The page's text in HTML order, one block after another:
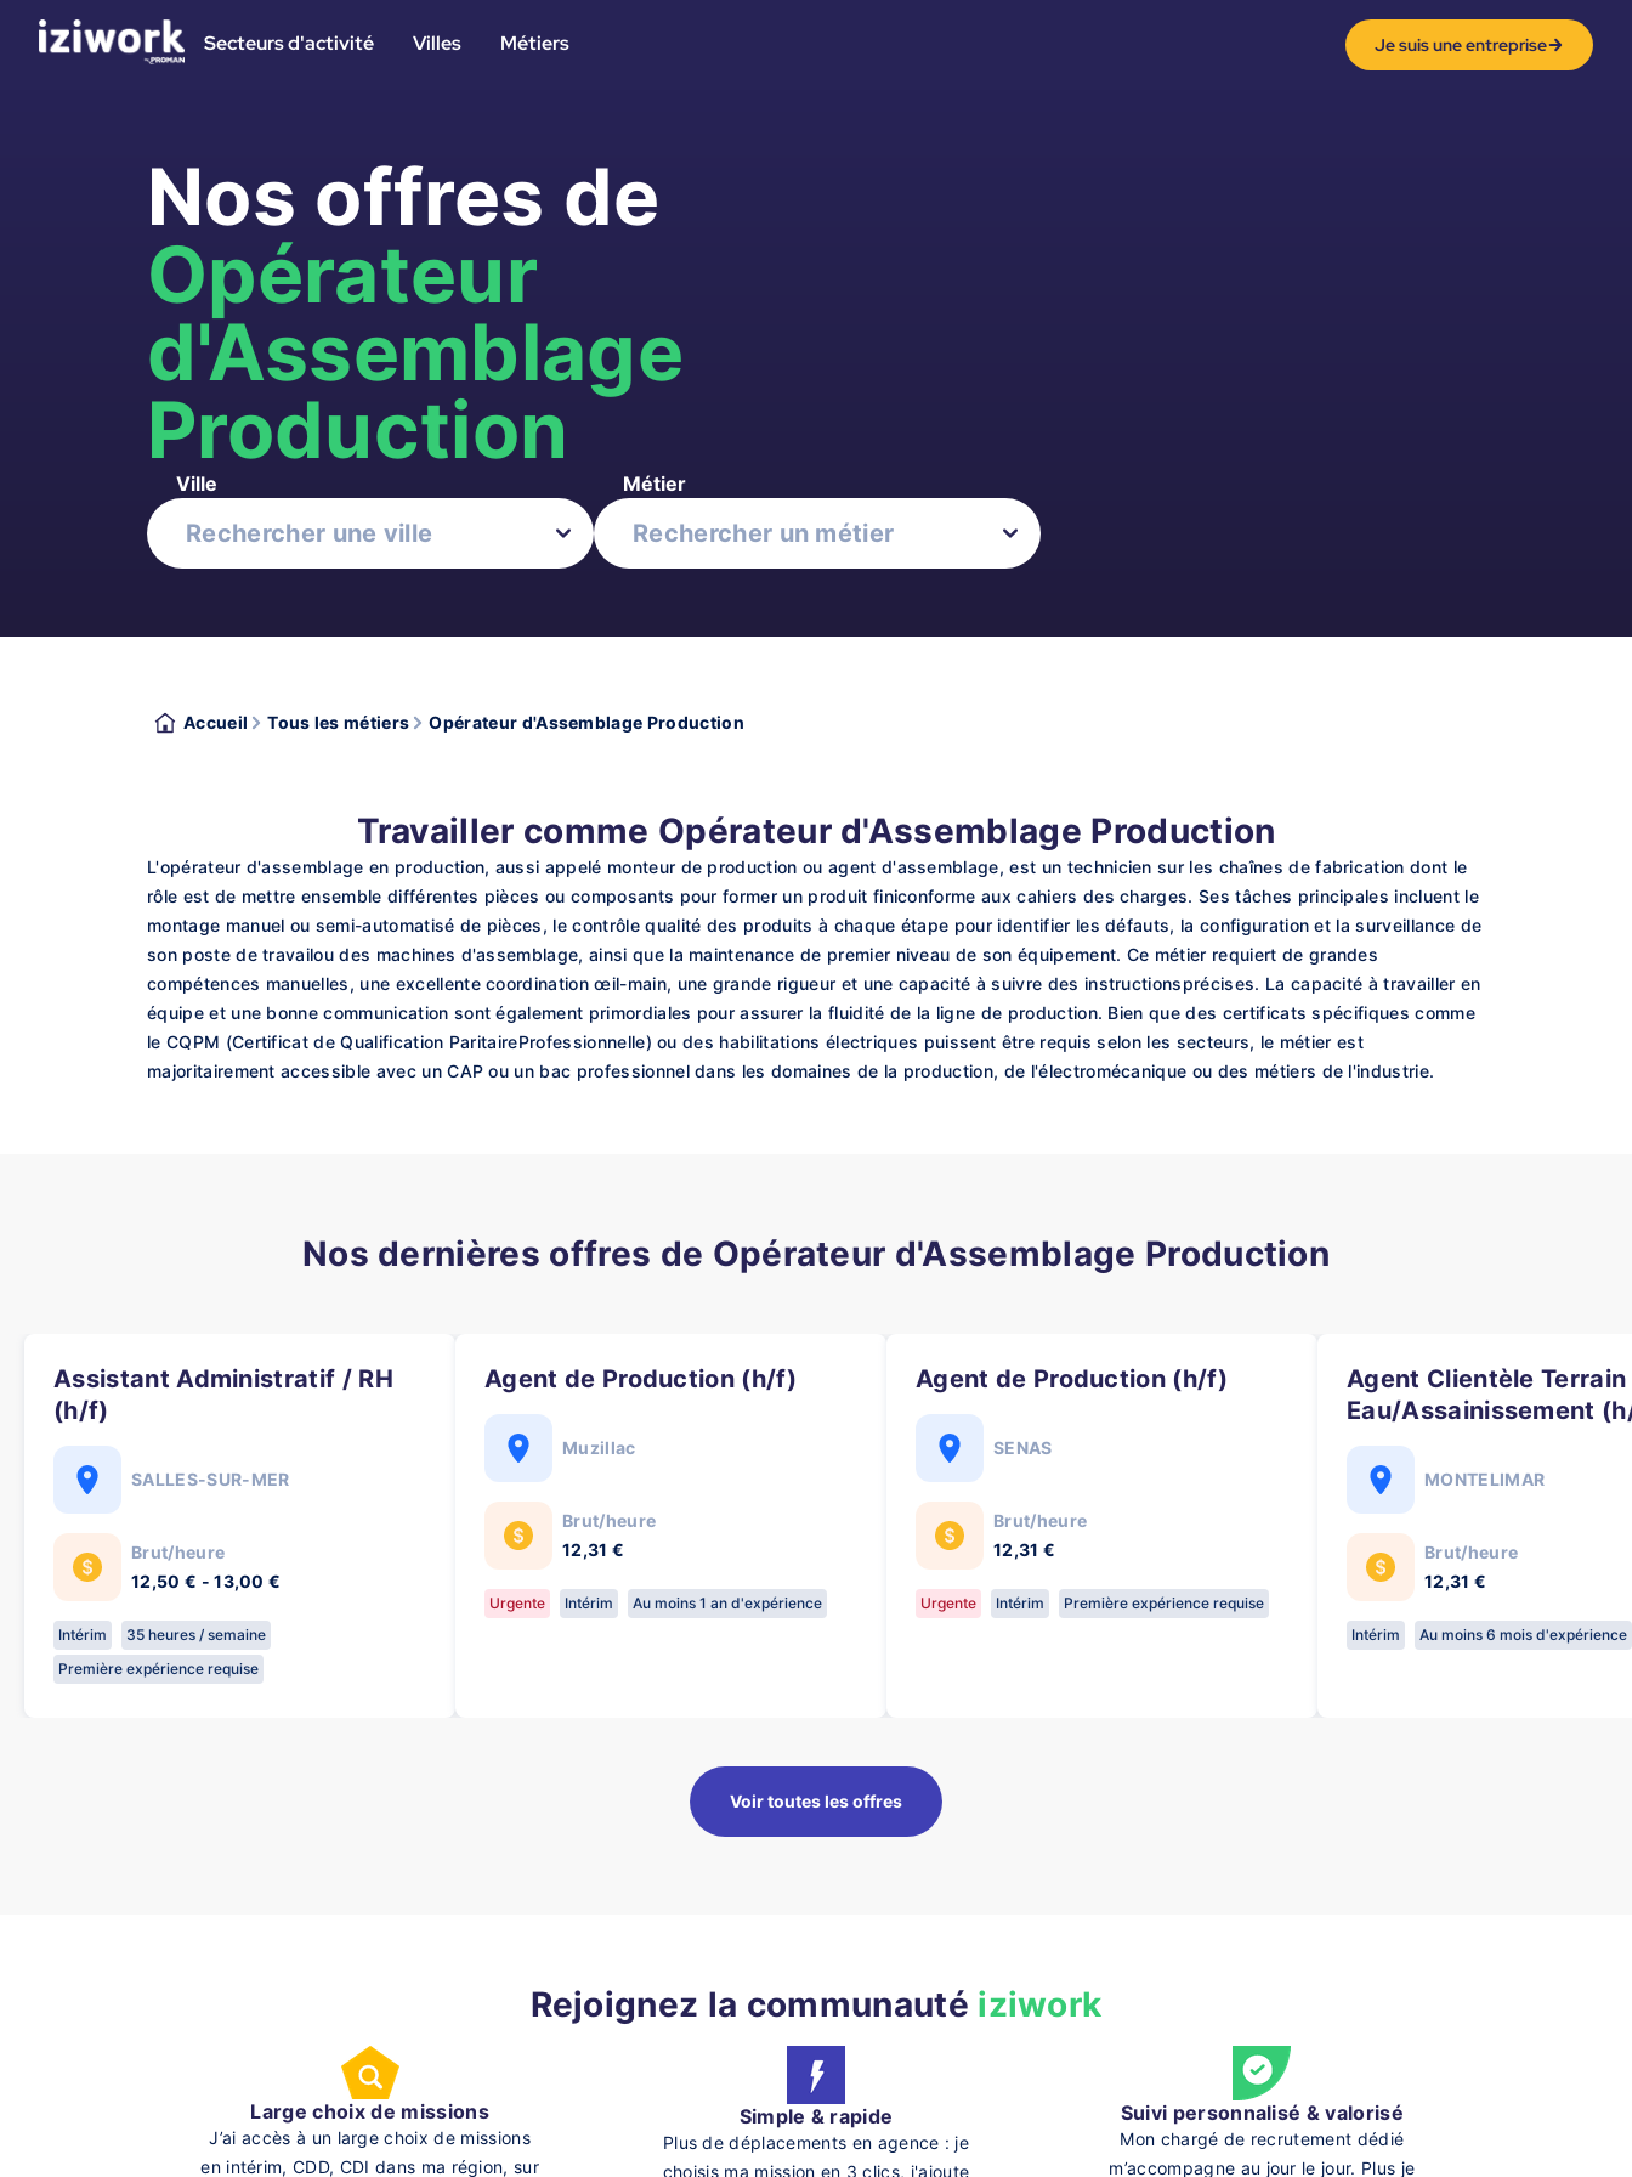
Secteurs d'activité Villes Métiers Je suis une entreprise
Nos offres de
Opérateur
d'Assemblage
Production
Ville Métier
Accueil Tous les métiers Opérateur d'Assemblage Production
Travailler comme Opérateur d'Assemblage Production
L'opérateur d'assemblage en production, aussi appelé monteur de production ou agent d'assemblage, est un technicien sur les chaînes de fabrication dont le
rôle est de mettre ensemble différentes pièces ou composants pour former un produit finiconforme aux cahiers des charges. Ses tâches principales incluent le
montage manuel ou semi-automatisé de pièces, le contrôle qualité des produits à chaque étape pour identifier les défauts, la configuration et la surveillance de
son poste de travailou des machines d'assemblage, ainsi que la maintenance de premier niveau de son équipement. Ce métier requiert de grandes
compétences manuelles, une excellente coordination œil-main, une grande rigueur et une capacité à suivre des instructionsprécises. La capacité à travailler en
équipe et une bonne communication sont également primordiales pour assurer la fluidité de la ligne de production. Bien que des certificats spécifiques comme
le CQPM (Certificat de Qualification ParitaireProfessionnelle) ou des habilitations électriques puissent être requis selon les secteurs, le métier est
majoritairement accessible avec un CAP ou un bac professionnel dans les domaines de la production, de l'électromécanique ou des métiers de l'industrie.
Nos dernières offres de Opérateur d'Assemblage Production
Assistant Administratif / RH
(h/f)
SALLES-SUR-MER
Brut/heure
12,50 € - 13,00 €
Intérim
35 heures / semaine
Première expérience requise
Agent de Production (h/f)
Muzillac
Brut/heure
12,31 €
Urgente Intérim Au moins 1 an d'expérience
Agent de Production (h/f)
SENAS
Brut/heure
12,31 €
Urgente Intérim Première expérience requise
Agent Clientèle Terrain
Eau/Assainissement
MONTELIMAR
Brut/heure
12,31 €
Intérim Au moins 6 mois d'expérience
Voir toutes les offres
Rejoignez la communauté iziwork
Large choix de missions
J’ai accès à un large choix de missions
en intérim, CDD, CDI dans ma région, sur
Simple & rapide
Plus de déplacements en agence : je
choisis ma mission en 3 clics, j'ajoute
Suivi personnalisé & valorisé
Mon chargé de recrutement dédié
m’accompagne au jour le jour. Plus je